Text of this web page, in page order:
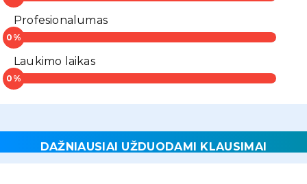
Profesionalumas
Laukimo laikas
DAŽNIAUSIAI UŽDUODAMI KLAUSIMAI